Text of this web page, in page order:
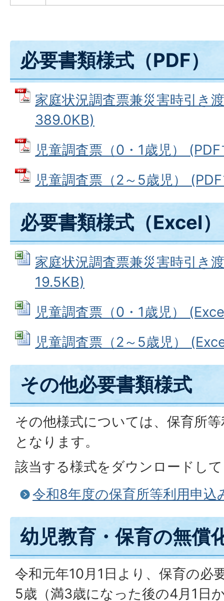
必要書類様式（PDF）
家庭状況調査票兼災害時引き
389.0KB)
児童調査票（0・1歳児）
児童調査票（2～5歳児）
必要書類様式（Excel）
家庭状況調査票兼災害時引き
19.5KB)
児童調査票（0・1歳児）
児童調査票（2～5歳児）
その他必要書類様式
その他様式については、保育所
となります。
該当する様式をダウンロードし
令和8年度の保育所等利用申込
幼児教育・保育の無償
令和元年10月1日より、保育の必
5歳（満3歳になった後の4月1日